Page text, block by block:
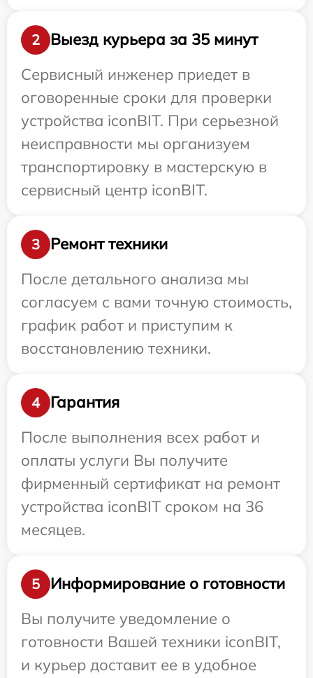
2
Выезд курьера за 35 минут
Сервисный инженер приедет в
оговоренные сроки для проверки
устройства iconBIT. При серьезной
неисправности мы организуем
транспортировку в мастерскую в
сервисный центр iconBIT.
3
Ремонт техники
После детального анализа мы
согласуем с вами точную стоимость,
график работ и приступим к
восстановлению техники.
4
Гарантия
После выполнения всех работ и
оплаты услуги Вы получите
фирменный сертификат на ремонт
устройства iconBIT сроком на 36
месяцев.
5
Информирование о готовности
Вы получите уведомление о
готовности Вашей техники iconBIT,
и курьер доставит ее в удобное